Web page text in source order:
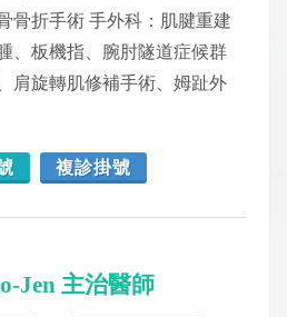
骨折手術 手外科：肌腱重建
、板機指、腕肘隧道症候群
肩旋轉肌修補手術、姆趾外
複診掛號
Jen 主治醫師